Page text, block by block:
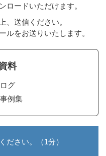
ロードいただけます。
、送信ください。
ルをお送りいたします。
料
グ
例集
ださい。（1分）